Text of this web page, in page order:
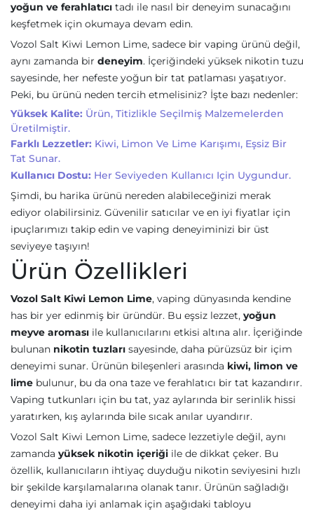
yoğun ve ferahlatıcı tadı ile nasıl bir deneyim sunacağını
keşfetmek için okumaya devam edin.
Vozol Salt Kiwi Lemon Lime, sadece bir vaping ürünü değil,
aynı zamanda bir deneyim. İçeriğindeki yüksek nikotin tuzu
sayesinde, her nefeste yoğun bir tat patlaması yaşatıyor.
Peki, bu ürünü neden tercih etmelisiniz? İşte bazı nedenler:
Yüksek Kalite: Ürün, Titizlikle Seçilmiş Malzemelerden
Üretilmiştir.
Farklı Lezzetler: Kiwi, Limon Ve Lime Karışımı, Eşsiz Bir
Tat Sunar.
Kullanıcı Dostu: Her Seviyeden Kullanıcı Için Uygundur.
Şimdi, bu harika ürünü nereden alabileceğinizi merak
ediyor olabilirsiniz. Güvenilir satıcılar ve en iyi fiyatlar için
ipuçlarımızı takip edin ve vaping deneyiminizi bir üst
seviyeye taşıyın!
Ürün Özellikleri
Vozol Salt Kiwi Lemon Lime, vaping dünyasında kendine
has bir yer edinmiş bir üründür. Bu eşsiz lezzet, yoğun
meyve aroması ile kullanıcılarını etkisi altına alır. İçeriğinde
bulunan nikotin tuzları sayesinde, daha pürüzsüz bir içim
deneyimi sunar. Ürünün bileşenleri arasında kiwi, limon ve
lime bulunur, bu da ona taze ve ferahlatıcı bir tat kazandırır.
Vaping tutkunları için bu tat, yaz aylarında bir serinlik hissi
yaratırken, kış aylarında bile sıcak anılar uyandırır.
Vozol Salt Kiwi Lemon Lime, sadece lezzetiyle değil, aynı
zamanda yüksek nikotin içeriği ile de dikkat çeker. Bu
özellik, kullanıcıların ihtiyaç duyduğu nikotin seviyesini hızlı
bir şekilde karşılamalarına olanak tanır. Ürünün sağladığı
deneyimi daha iyi anlamak için aşağıdaki tabloyu